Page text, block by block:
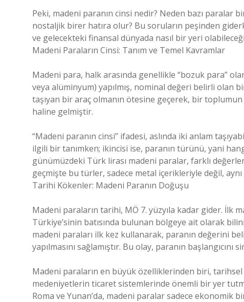
Peki, madeni paranın cinsi nedir? Neden bazı paralar
nostaljik birer hatıra olur? Bu soruların peşinden
ve gelecekteki finansal dünyada nasıl bir yeri
Madeni Paraların Cinsi: Tanım ve Temel Kavramlar
Madeni para, halk arasında genellikle “bozuk para”
veya alüminyum) yapılmış, nominal değeri belirli olan
taşıyan bir araç olmanın ötesine geçerek, bir toplumun
haline gelmiştir.
“Madeni paranın cinsi” ifadesi, aslında iki anlam
ilgili bir tanımken; ikincisi ise, paranın türünü, yani
günümüzdeki Türk lirası madeni paralar, farklı
geçmişte bu türler, sadece metal içerikleriyle değil,
Tarihi Kökenler: Madeni Paranın Doğuşu
Madeni paraların tarihi, MÖ 7. yüzyıla kadar gider. İlk
Türkiye’sinin batısında bulunan bölgeye ait olarak
madeni paraları ilk kez kullanarak, paranın değerini
yapılmasını sağlamıştır. Bu olay, paranın başlangıcını
Madeni paraların en büyük özelliklerinden biri,
medeniyetlerin ticaret sistemlerinde önemli bir yer
Roma ve Yunan’da, madeni paralar sadece ekonomik